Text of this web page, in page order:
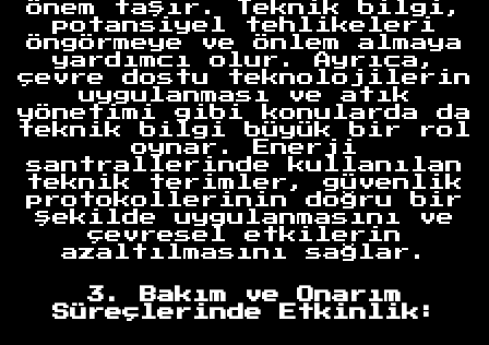
önem taşır. Teknik bilgi,
potansiyel tehlikeleri
öngörmeye ve önlem almaya
yardımcı olur. Ayrıca,
çevre dostu teknolojilerin
uygulanması ve atık
yönetimi gibi konularda da
teknik bilgi büyük bir rol
oynar. Enerji
santrallerinde kullanılan
teknik terimler, güvenlik
protokollerinin doğru bir
şekilde uygulanmasını ve
çevresel etkilerin
azaltılmasını sağlar.
3. Bakım ve Onarım
Süreçlerinde Etkinlik: